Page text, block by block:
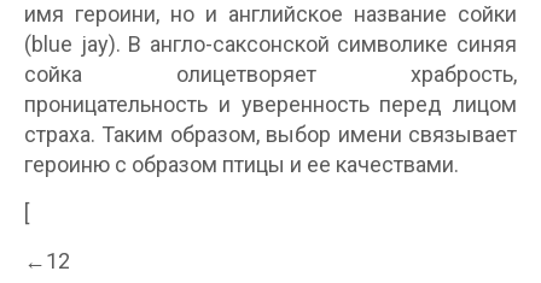
имя героини, но и английское название сойки
(blue jay). В англо-саксонской символике синяя
сойка олицетворяет храбрость,
проницательность и уверенность перед лицом
страха. Таким образом, выбор имени связывает
героиню с образом птицы и ее качествами.
[
←12